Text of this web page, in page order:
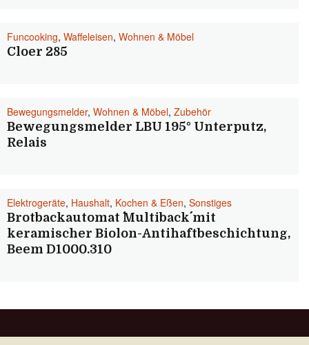
Funcooking, Waffeleisen, Wohnen & Möbel
Cloer 285
Bewegungsmelder, Wohnen & Möbel, Zubehör
Bewegungsmelder LBU 195° Unterputz,
Relais
Elektrogeräte, Haushalt, Kochen & Eßen, Sonstiges
Brotbackautomat ´´Multiback´´ mit
keramischer Biolon-Antihaftbeschichtung,
Beem D1000.310